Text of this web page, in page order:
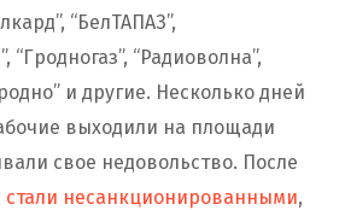
“БелТАПАЗ”,
“Гродногаз”, “Радиоволна”,
и другие. Несколько дней
выходили на площади
свое недовольство. После
стали несанкционированными,